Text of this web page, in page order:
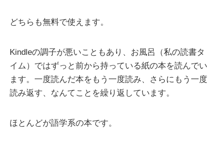
どちらも無料で使えます。
Kindleの調子が悪いこともあり、お風呂（私の読書タ
イム）ではずっと前から持っている紙の本を読んでい
ます。一度読んだ本をもう一度読み、さらにもう一度
読み返す、なんてことを繰り返しています。
ほとんどが語学系の本です。